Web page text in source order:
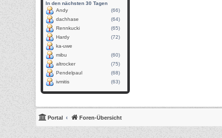
In den nächsten 30 Tagen
Andy
(66)
dachhase
(64)
Rennkucki
(65)
Hardy
(72)
ka-uwe
mibu
(60)
altrocker
(75)
Pendelpaul
(68)
ivmitis
(63)
Portal Foren-Übersicht